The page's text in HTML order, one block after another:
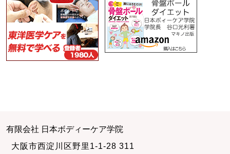
有限会社 日本ボディーケア学院
大阪市西淀川区野里1-1-28 311